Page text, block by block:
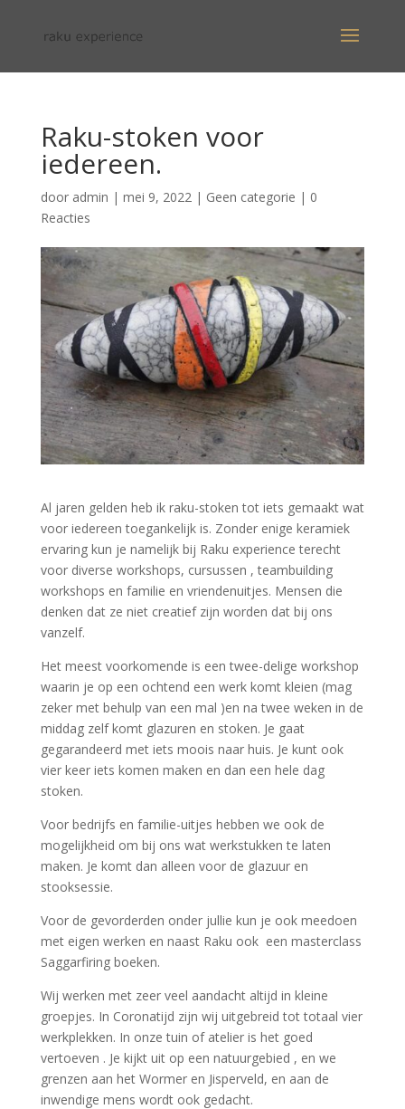
Raku-stoken voor
iedereen.
door admin | mei 9, 2022| Geen categorie | 0
Reacties
Al jaren gelden heb ik raku-stoken tot iets gemaakt wat
voor iedereen toegankelijk is. Zonder enige keramiek
ervaring kun je namelijk bij Raku experience terecht
voor diverse workshops, cursussen , teambuilding
workshops en familie en vriendenuitjes. Mensen die
denken dat ze niet creatief zijn worden dat bij ons
vanzelf.
Het meest voorkomende is een twee-delige workshop
waarin je op een ochtend een werk komt kleien (mag
zeker met behulp van een mal )en na twee weken in de
middag zelf komt glazuren en stoken. Je gaat
gegarandeerd met iets moois naar huis. Je kunt ook
vier keer iets komen maken en dan een hele dag
stoken.
Voor bedrijfs en familie-uitjes hebben we ook de
mogelijkheid om bij ons wat werkstukken te laten
maken. Je komt dan alleen voor de glazuur en
stooksessie.
Voor de gevorderden onder jullie kun je ook meedoen
met eigen werken en naast Raku ook een masterclass
Saggarfiring boeken.
Wij werken met zeer veel aandacht altijd in kleine
groepjes. In Coronatijd zijn wij uitgebreid tot totaal vier
werkplekken. In onze tuin of atelier is het goed
vertoeven . Je kijkt uit op een natuurgebied , en we
grenzen aan het Wormer en Jisperveld, en aan de
inwendige mens wordt ook gedacht.